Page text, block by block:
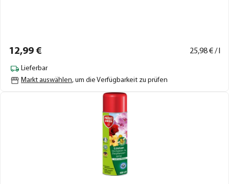
12,99 € 25,98€ / l
Lieferbar
Markt auswählen, um die Verfügbarkeit zu prüfen